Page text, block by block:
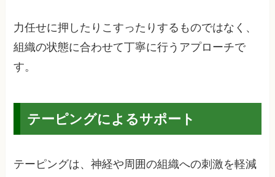
力任せに押したりこすったりするものではなく、
組織の状態に合わせて丁寧に行うアプローチで
す。
テーピングによるサポート
テーピングは、神経や周囲の組織への刺激を軽減